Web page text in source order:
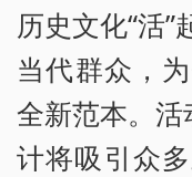
历史文化“活
当代群众，
全新范本。
计将吸引众